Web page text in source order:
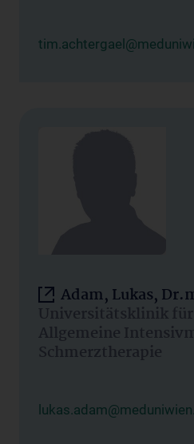
Adam, Lukas,
Universitätsklinik für
Allgemeine
Schmerztherapie